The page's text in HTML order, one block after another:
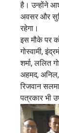
है। उन्होंने
अवसर और
रहेगा।
इस मौके पर
गोस्वामी,
शर्मा, ललित
अहमद, अनिल,
रिजवान
पत्रकार भी